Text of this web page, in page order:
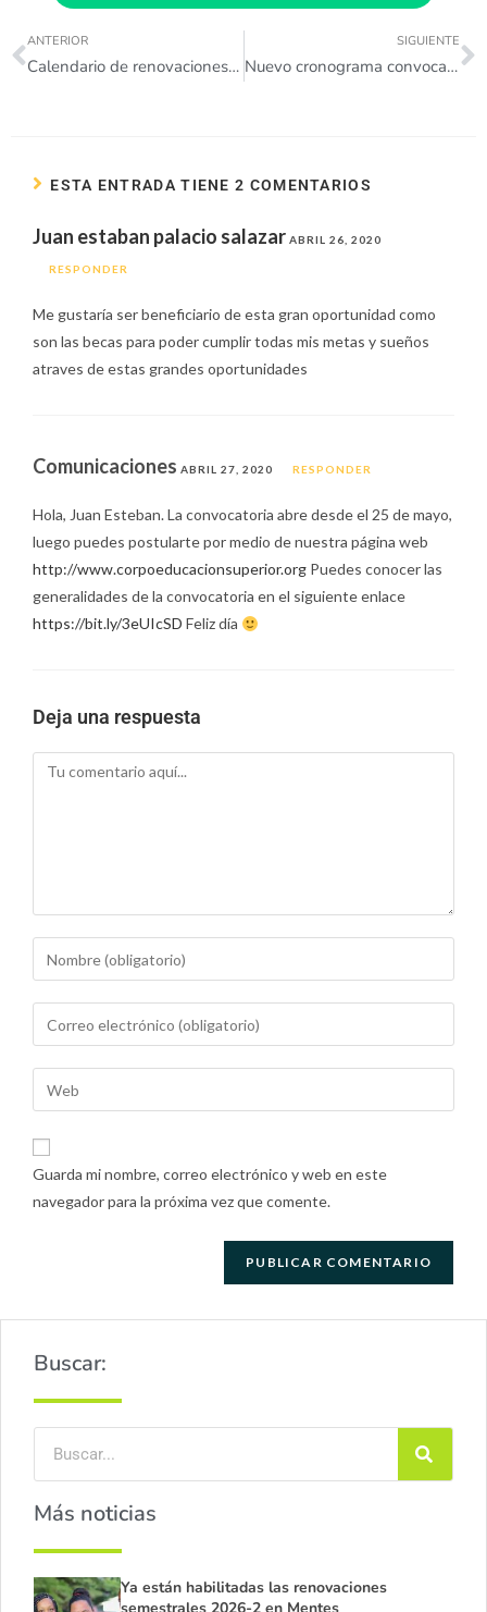
ANTERIOR
Calendario de renovaciones 2020-1 Guarne pa´ la U
SIGUIENTE
Nuevo cronograma convocatoria 2020-2
ESTA ENTRADA TIENE 2 COMENTARIOS
Juan estaban palacio salazar ABRIL 26, 2020
RESPONDER
Me gustaría ser beneficiario de esta gran oportunidad como
son las becas para poder cumplir todas mis metas y sueños
atraves de estas grandes oportunidades
Comunicaciones ABRIL 27, 2020 RESPONDER
Hola, Juan Esteban. La convocatoria abre desde el 25 de mayo,
luego puedes postularte por medio de nuestra página web
http://www.corpoeducacionsuperior.org Puedes conocer las
generalidades de la convocatoria en el siguiente enlace
https://bit.ly/3eUIcSD Feliz día
Deja una respuesta
Guarda mi nombre, correo electrónico y web en este
navegador para la próxima vez que comente.
Buscar:
Más noticias
Ya están habilitadas las renovaciones